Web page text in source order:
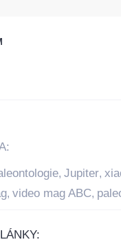
, Jupiter,
, video mag ABC,